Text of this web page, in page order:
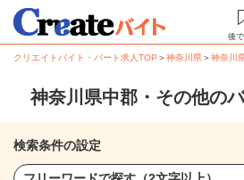
後
クリエイトバイト・パート求人TOP ＞神奈川県＞神奈川
神奈川県中郡・その他の
検索条件の設定